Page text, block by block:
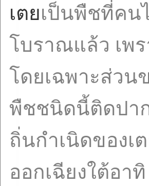
เตยเป็นพืชที่คน
โบราณแล้ว เพ
โดยเฉพาะส่วน
พืชชนิดนี้ติดปา
ถิ่นกำเนิดของเ
ออกเฉียงใต้อา